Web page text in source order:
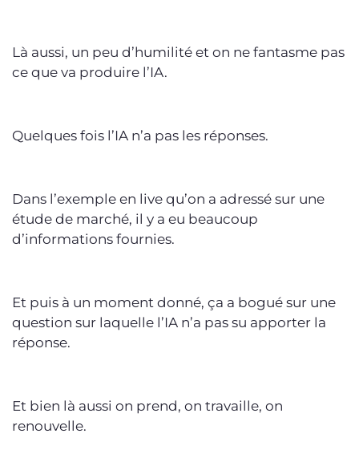
Là aussi, un peu d’humilité et on ne fantasme pas
ce que va produire l’IA.
Quelques fois l’IA n’a pas les réponses.
Dans l’exemple en live qu’on a adressé sur une
étude de marché, il y a eu beaucoup
d’informations fournies.
Et puis à un moment donné, ça a bogué sur une
question sur laquelle l’IA n’a pas su apporter la
réponse.
Et bien là aussi on prend, on travaille, on
renouvelle.